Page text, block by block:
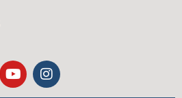
o
u
n
s